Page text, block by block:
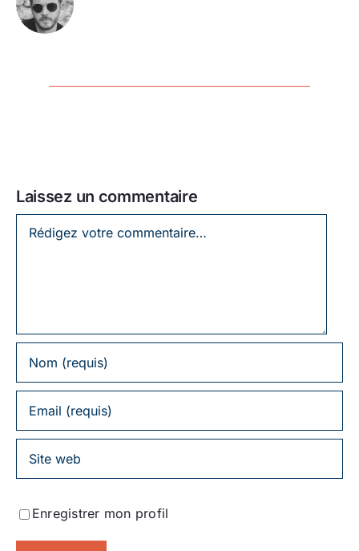
Laissez un commentaire
Laissez
Enregistrer mon profil